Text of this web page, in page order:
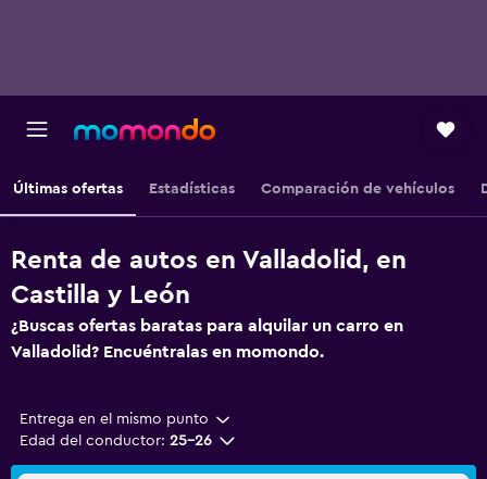
Últimas ofertas Estadísticas Comparación de vehículos
Renta de autos en Valladolid, en
Castilla y León
¿Buscas ofertas baratas para alquilar un carro en
Valladolid? Encuéntralas en momondo.
Entrega en el mismo punto
Edad del conductor: 25-26